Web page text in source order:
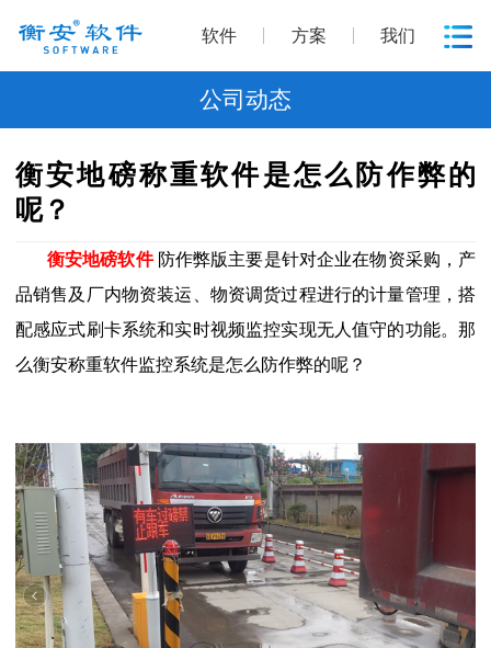
软件 方案 我们
公司动态
衡安地磅称重软件是怎么防作弊的
呢？
衡安地磅软件 防作弊版主要是针对企业在物资采购，产
品销售及厂内物资装运、物资调货过程进行的计量管理，搭
配感应式刷卡系统和实时视频监控实现无人值守的功能。那
么衡安称重软件监控系统是怎么防作弊的呢？